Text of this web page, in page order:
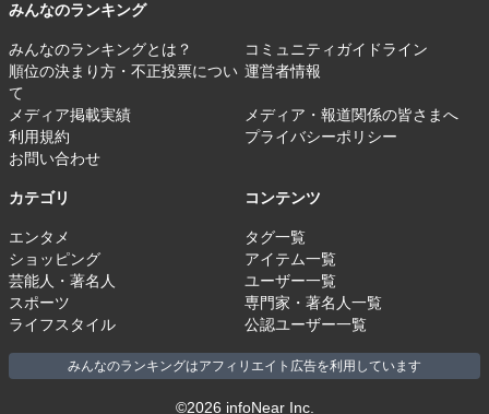
みんなのランキング
みんなのランキングとは？
コミュニティガイドライン
順位の決まり方・不正投票につい
て
運営者情報
メディア掲載実績
メディア・報道関係の皆さまへ
利用規約
プライバシーポリシー
お問い合わせ
カテゴリ
エンタメ
ショッピング
芸能人・著名人
スポーツ
ライフスタイル
コンテンツ
タグ一覧
アイテム一覧
ユーザー一覧
専門家・著名人一覧
公認ユーザー一覧
みんなのランキングはアフィリエイト広告を利用しています
©2026 infoNear Inc.